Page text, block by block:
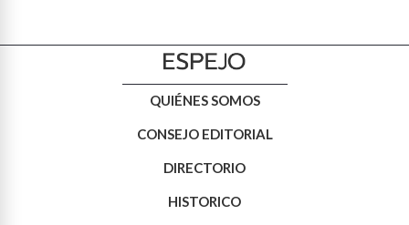
QUIÉNES SOMOS
CONSEJO EDITORIAL
DIRECTORIO
HISTORICO